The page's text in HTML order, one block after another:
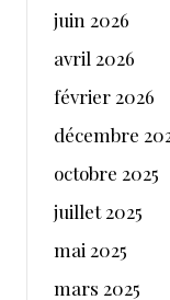
juin 2026
avril 2026
février 2026
décembre
octobre 2025
juillet 2025
mai 2025
mars 2025